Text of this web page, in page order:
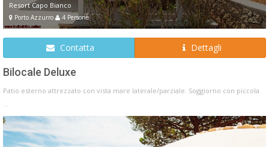
Resort Capo Bianco
Porto Azzurro 4 Persone
Contatta Dettagli
Bilocale Deluxe
Patio esterno attrezzato con vista mare laterale/parziale. Soggiorno con piccola
...